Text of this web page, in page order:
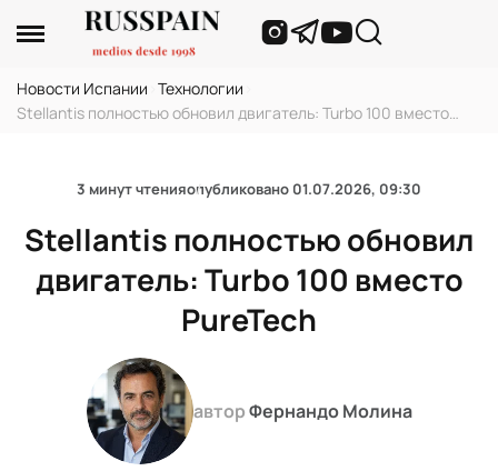
Новости Испании Технологии
Stellantis полностью обновил двигатель: Turbo 100 вместо
3 минут чтенияопубликовано 01.07.2026, 09:30
Stellantis полностью обновил
двигатель: Turbo 100 вместо
PureTech
авторФернандо Молина